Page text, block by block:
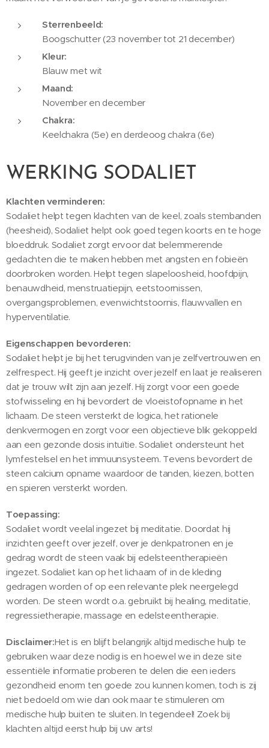
Sterrenbeeld:
Boogschutter (23 november tot 21 december)
Kleur:
Blauw met wit
Maand:
November en december
Chakra:
Keelchakra (5e) en derdeoog chakra (6e)
WERKING SODALIET
Klachten verminderen:
Sodaliet helpt tegen klachten van de keel, zoals stembanden
(heesheid), Sodaliet helpt ook goed tegen koorts en te hoge
bloeddruk. Sodaliet zorgt ervoor dat belemmerende
gedachten die te maken hebben met angsten en fobieën
doorbroken worden. Helpt tegen slapeloosheid, hoofdpijn,
benauwdheid, menstruatiepijn, eetstoornissen,
overgangsproblemen, evenwichtstoornis, flauwvallen en
hyperventilatie.
Eigenschappen bevorderen:
Sodaliet helpt je bij het terugvinden van je zelfvertrouwen en
zelfrespect. Hij geeft je inzicht over jezelf en laat je realiseren
dat je trouw wilt zijn aan jezelf. Hij zorgt voor een goede
stofwisseling en hij bevordert de vloeistofopname in het
lichaam. De steen versterkt de logica, het rationele
denkvermogen en zorgt voor een objectieve blik gekoppeld
aan een gezonde dosis intuïtie. Sodaliet ondersteunt het
lymfestelsel en het immuunsysteem. Tevens bevordert de
steen calcium opname waardoor de tanden, kiezen, botten
en spieren versterkt worden.
Toepassing:
Sodaliet wordt veelal ingezet bij meditatie. Doordat hij
inzichten geeft over jezelf, over je denkpatronen en je
gedrag wordt de steen vaak bij edelsteentherapieën
ingezet. Sodaliet kan op het lichaam of in de kleding
gedragen worden of op een relevante plek neergelegd
worden. De steen wordt o.a. gebruikt bij healing, meditatie,
regressietherapie, massage en edelsteentherapie.
Disclaimer:Het is en blijft belangrijk altijd medische hulp te
gebruiken waar deze nodig is en hoewel we in deze site
essentiële informatie proberen te delen die een ieders
gezondheid enorm ten goede zou kunnen komen, toch is zij
niet bedoeld om wie dan ook maar te stimuleren om
medische hulp buiten te sluiten. In tegendeel! Zoek bij
klachten altijd eerst hulp bij uw arts!